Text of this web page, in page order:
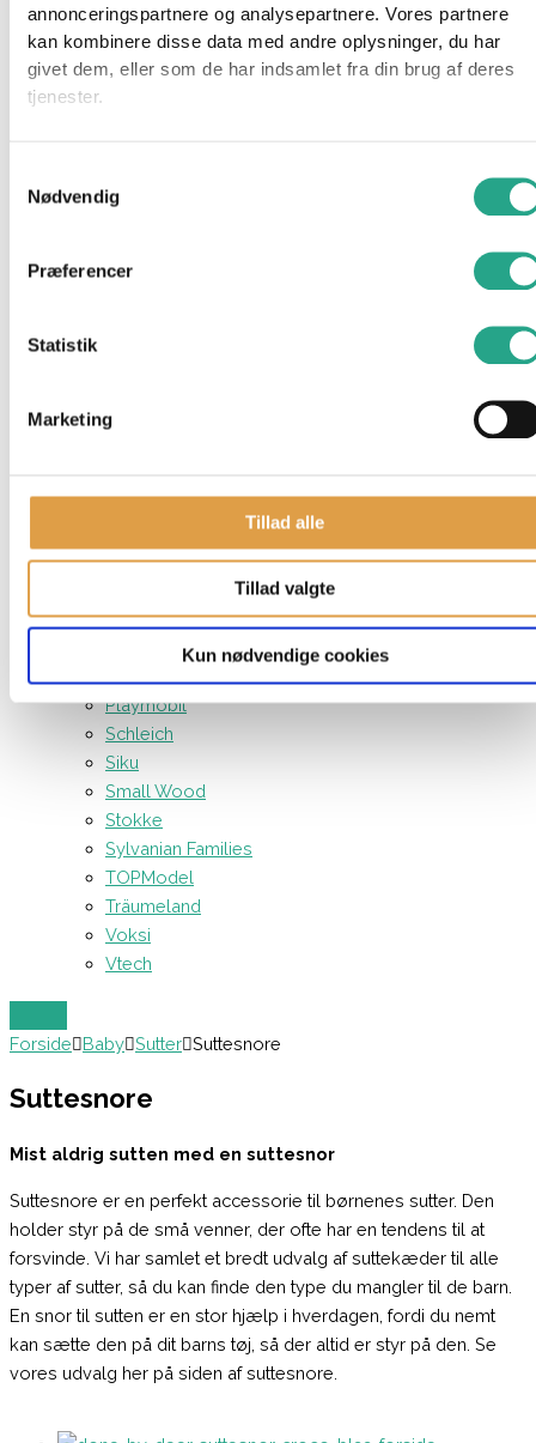
annonceringspartnere og analysepartnere. Vores partnere
kan kombinere disse data med andre oplysninger, du har
givet dem, eller som de har indsamlet fra din brug af deres
tjenester.
Nødvendig
Præferencer
Statistik
Marketing
Tillad alle
Tillad valgte
Kun nødvendige cookies
Mærker
BabyDan
BabyJogger
BRIO
Emmaljunga
LEGO
Membantu
Neonate
Nsleep
Our Generation
Playmobil
Schleich
Siku
Small Wood
Stokke
Sylvanian Families
TOPModel
Träumeland
Voksi
Vtech
Forside Baby Sutter Suttesnore
Suttesnore
Mist aldrig sutten med en suttesnor
Suttesnore er en perfekt accessorie til børnenes sutter. Den
holder styr på de små venner, der ofte har en tendens til at
forsvinde. Vi har samlet et bredt udvalg af suttekæder til alle
typer af sutter, så du kan finde den type du mangler til de barn.
En snor til sutten er en stor hjælp i hverdagen, fordi du nemt
kan sætte den på dit barns tøj, så der altid er styr på den. Se
vores udvalg her på siden af suttesnore.